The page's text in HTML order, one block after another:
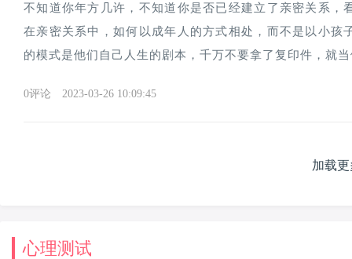
不知道你年方几许，不知道你是否已经建立了亲密关系
在亲密关系中，如何以成年人的方式相处，而不是以小
的模式是他们自己人生的剧本，千万不要拿了复印件，就
0评论 2023-03-26 10:09:45
加载
心理测试